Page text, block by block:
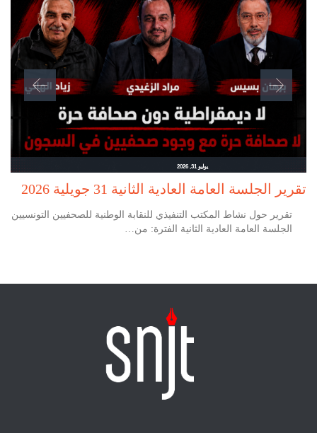
يوليو 31, 2026
تقرير الجلسة العامة العادية الثانية 31 جويلية 2026
تقرير حول نشاط المكتب التنفيذي للنقابة الوطنية للصحفيين التونسيين
الجلسة العامة العادية الثانية الفترة: من…